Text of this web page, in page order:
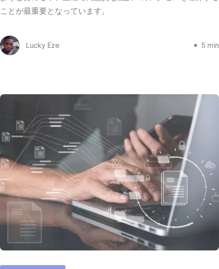
ことが最重要となっています。
Lucky Eze 5 min